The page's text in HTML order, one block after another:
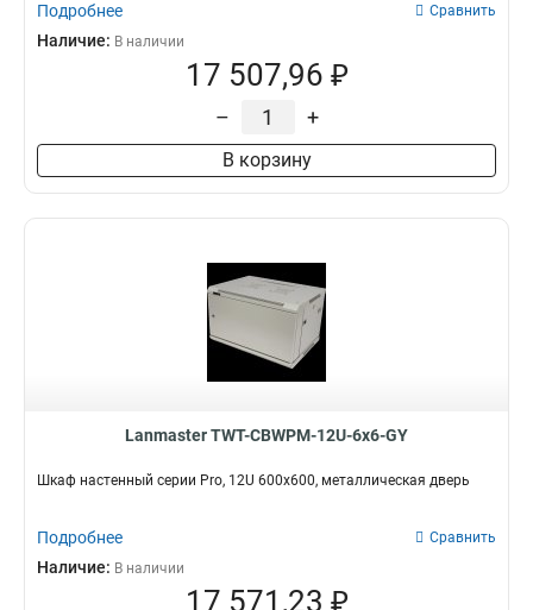
Подробнее Сравнить
Наличие: В наличии
17 507,96 ₽
– +
В корзину
Lanmaster TWT-CBWPM-12U-6x6-GY
Шкаф настенный серии Pro, 12U 600x600, металлическая дверь
Подробнее Сравнить
Наличие: В наличии
17 571,23 ₽